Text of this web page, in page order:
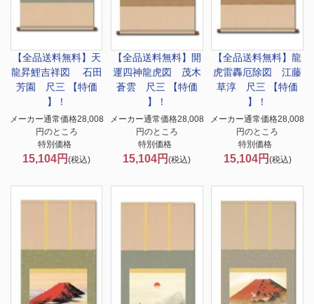
【全品送料無料】 天
龍昇鯉吉祥図 石田
芳園 尺三 【特価
】！
メーカー通常価格28,008
円のところ
特別価格
15,104円(税込)
【全品送料無料】 開
運四神龍虎図 茂木
蒼雲 尺三 【特価
】！
メーカー通常価格28,008
円のところ
特別価格
15,104円(税込)
【全品送料無料】龍
虎雷轟厄除図 江藤
草淳 尺三 【特価
】！
メーカー通常価格28,008
円のところ
特別価格
15,104円 (税込)